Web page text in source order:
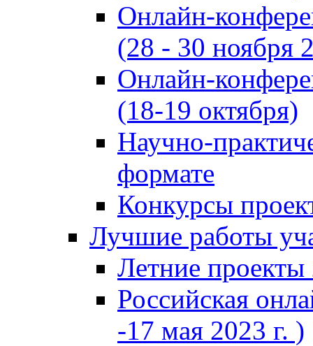
Онлайн-
(28 - 30 ноября
Онлайн-
(18-19 октября)
Научно-
формате
Конкурсы
Лучшие работы
Летние проекты
Российская
-17 мая 2023 г. )